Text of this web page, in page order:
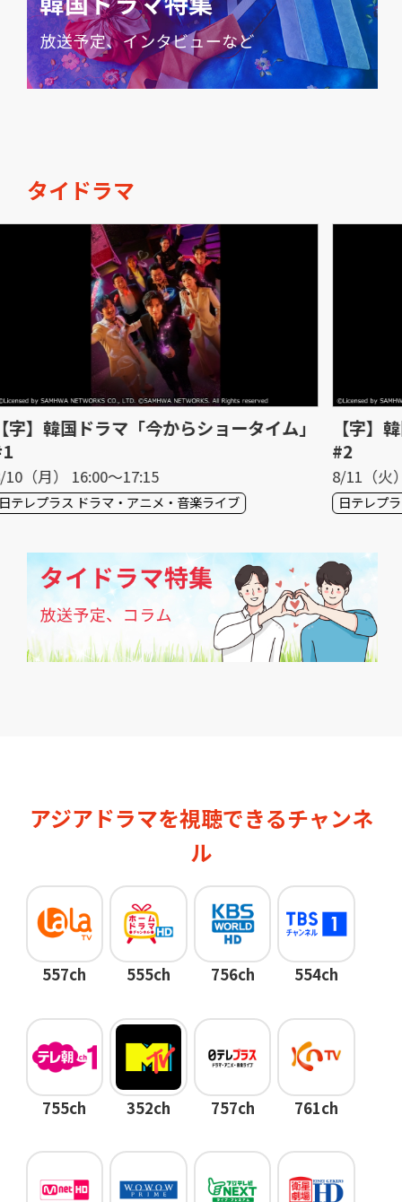
タイドラマ
」
【字】韓国ドラマ「今からショータイム」
8/11（火） 16:00〜17:20
日テレプラス ドラマ・アニメ・音楽ライブ
8/
日
アジアドラマを視聴できるチャンネ
ル
557ch 555ch 756ch 554ch
755ch 352ch 757ch 761ch